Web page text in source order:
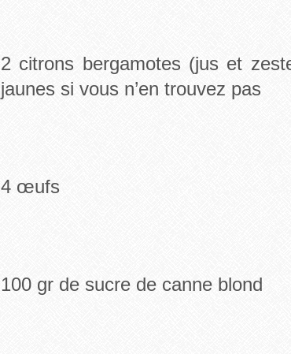
2 citrons bergamotes (jus et
jaunes si vous n’en trouvez pas
4 œufs
100 gr de sucre de canne blond